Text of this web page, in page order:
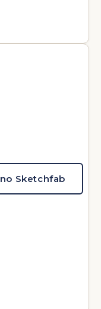
Sketchfab